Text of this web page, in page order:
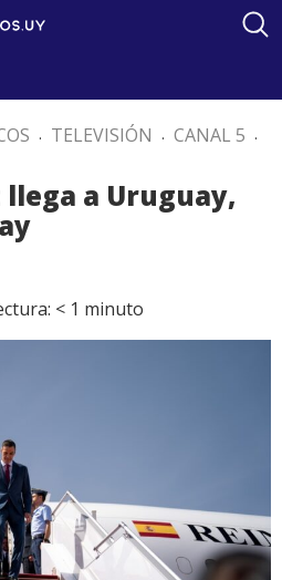
. TELEVISIÓN . CANAL 5 .
llega a Uruguay,
< 1 minuto